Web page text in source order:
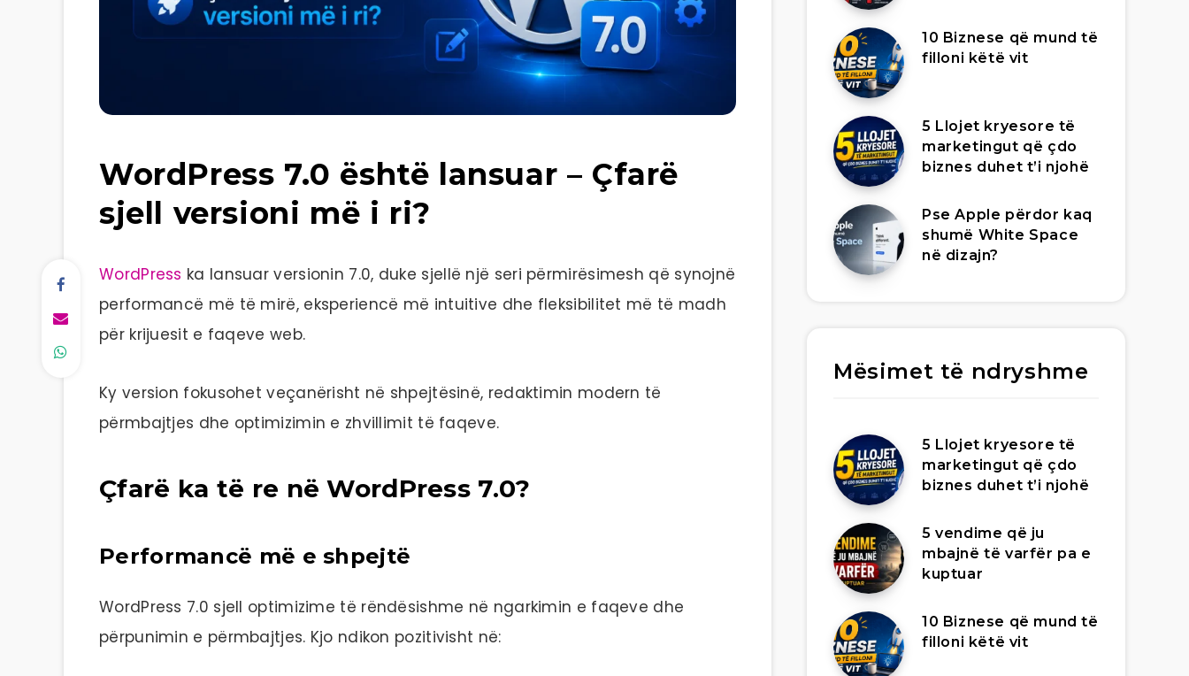
WordPress 7.0 është lansuar – Çfarë
sjell versioni më i ri?
WordPress ka lansuar versionin 7.0, duke sjellë një seri përmirësimesh që synojnë
performancë më të mirë, eksperiencë më intuitive dhe fleksibilitet më të madh
për krijuesit e faqeve web.
Ky version fokusohet veçanërisht në shpejtësinë, redaktimin modern të
përmbajtjes dhe optimizimin e zhvillimit të faqeve.
Çfarë ka të re në WordPress 7.0?
Performancë më e shpejtë
WordPress 7.0 sjell optimizime të rëndësishme në ngarkimin e faqeve dhe
përpunimin e përmbajtjes. Kjo ndikon pozitivisht në:
10 Biznese që mund të
filloni këtë vit
5 Llojet kryesore të
marketingut që çdo
biznes duhet t’i njohë
Pse Apple përdor kaq
shumë White Space
në dizajn?
Mësimet të ndryshme
5 Llojet kryesore të
marketingut që çdo
biznes duhet t’i njohë
5 vendime që ju
mbajnë të varfër pa e
kuptuar
10 Biznese që mund të
filloni këtë vit